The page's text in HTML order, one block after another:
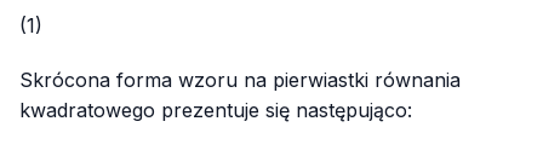
(1)
Skrócona forma wzoru na pierwiastki równania
kwadratowego prezentuje się następująco: